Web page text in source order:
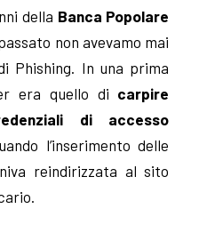
della Banca Popolare
non avevamo mai
Phishing. In una prima
era quello di carpire
di accesso
l’inserimento delle
reindirizzata al sito